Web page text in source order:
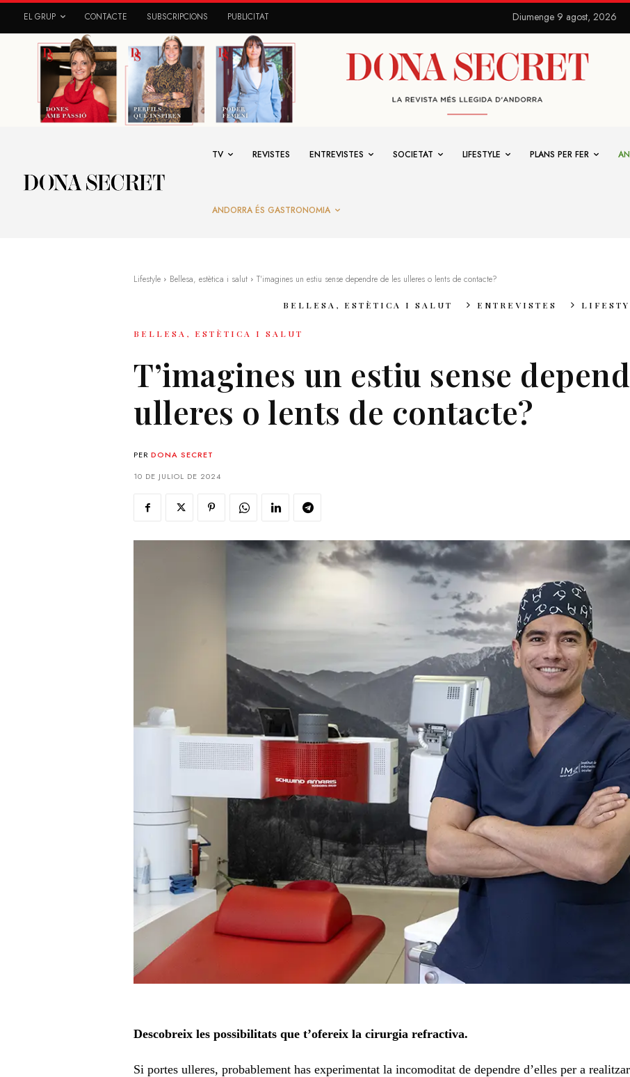
EL GRUP CONTACTE SUBSCRIPCIONS PUBLICITAT Diumenge 9 agost, 2026
TV REVISTES ENTREVISTES SOCIETAT LIFESTYLE PLANS PER FER
ANDORRA ÉS GASTRONOMIA
Lifestyle Bellesa, estètica i salut T'imagines un estiu sense dependre de les ulleres o lents de contacte?
BELLESA, ESTÈTICA I SALUT ENTREVISTES
BELLESA, ESTÈTICA I SALUT
T’imagines un estiu sense
ulleres o lents de contacte?
PER DONA SECRET
10 DE JULIOL DE 2024
Descobreix les possibilitats que t’ofereix la cirurgia refractiva.
Si portes ulleres, probablement has experimentat la incomoditat de dependre d’elles per a